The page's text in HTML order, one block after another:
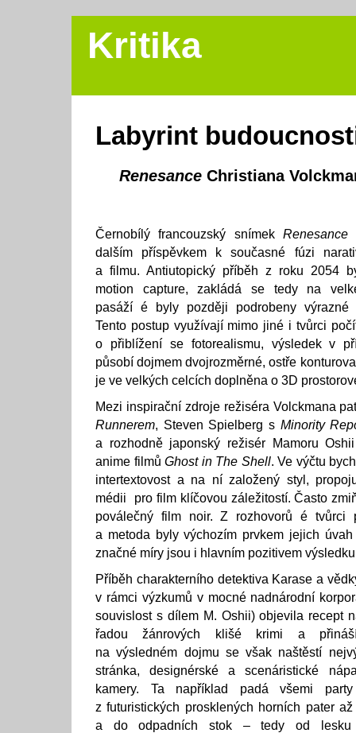
Kritika
Labyrint
Renesance Christiana
Černobílý francouzský snímek Renesance
dalším příspěvkem k současné fúzi
a filmu. Antiutopický příběh z roku 2054
motion capture, zakládá se tedy na
pasáží é byly později podrobeny výrazné
Tento postup využívají mimo jiné i tvůrci
o přiblížení se fotorealismu, výsledek v
působí dojmem dvojrozměrné, ostře
je ve velkých celcích doplněna o 3D
Mezi inspirační zdroje režiséra Volckmana
Runnerem, Steven Spielberg s Minority
a rozhodně japonský režisér Mamoru
anime filmůGhost in The Shell. Ve výčtu
intertextovost a na ní založený styl,
médii pro film klíčovou záležitostí. Často
poválečný film noir. Z rozhovorů é
a metoda byly výchozím prvkem jejich
značné míry jsou i hlavním pozitivem
Příběh charakterního detektiva Karase a
v rámci výzkumů v mocné nadnárodní
souvislost s dílem M. Oshii) objevila recept
řadou žánrových klišé krimi a
na výsledném dojmu se však naštěstí
stránka, designérské a scenáristické
kamery. Ta například padá všemi
z futuristických prosklených horních pater
a do odpadních stok – tedy od lesku